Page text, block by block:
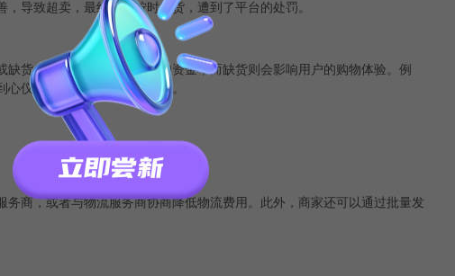
导致超卖，最终无法按时发货，遭到了平台的处罚。
货。库存积压会占用商家的资金，而缺货则会影响用户的购物体验。例
仪的产品，最终失去了用户。
商，或者与物流服务商协商降低物流费用。此外，商家还可以通过批量发